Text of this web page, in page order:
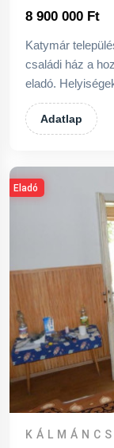
8 900 000 Ft
Katymár
családi ház a
eladó.
Adatlap
Eladó